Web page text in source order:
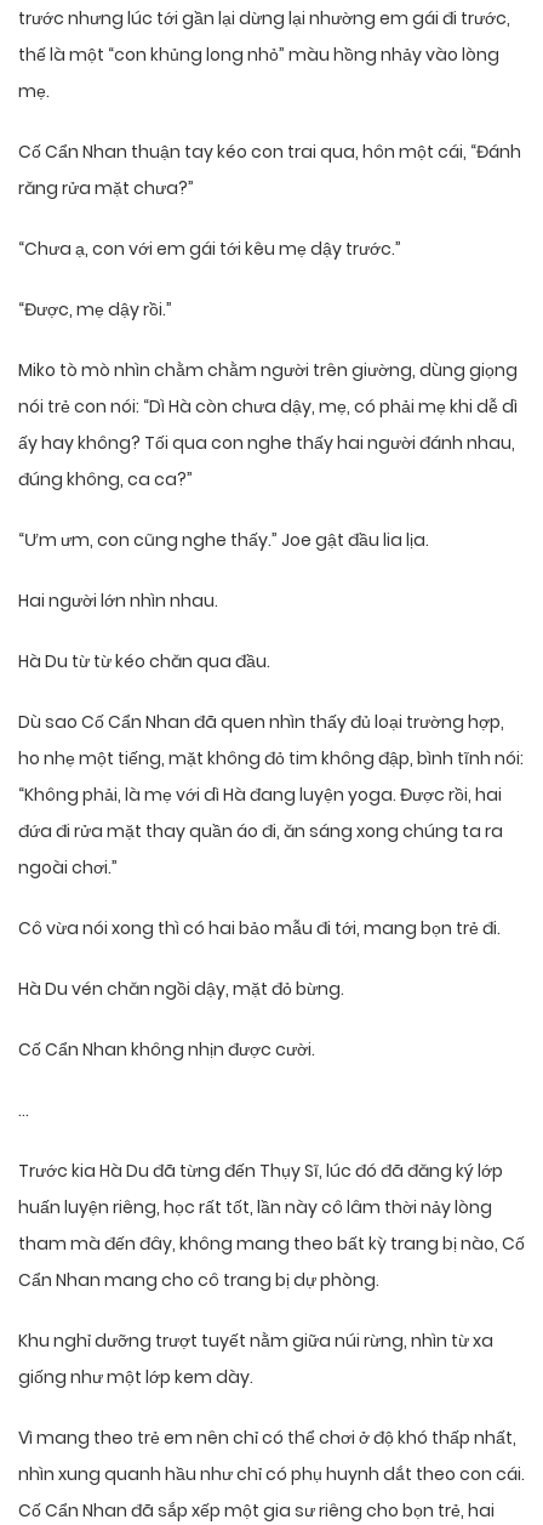
trước nhưng lúc tới gần lại dừng lại nhường em gái đi trước,
thế là một “con khủng long nhỏ” màu hồng nhảy vào lòng
mẹ.
Cố Cẩn Nhan thuận tay kéo con trai qua, hôn một cái, “Đánh
răng rửa mặt chưa?”
“Chưa ạ, con với em gái tới kêu mẹ dậy trước.”
“Được, mẹ dậy rồi.”
Miko tò mò nhìn chằm chằm người trên giường, dùng giọng
nói trẻ con nói: “Dì Hà còn chưa dậy, mẹ, có phải mẹ khi dễ dì
ấy hay không? Tối qua con nghe thấy hai người đánh nhau,
đúng không, ca ca?”
“Ưm ưm, con cũng nghe thấy.” Joe gật đầu lia lịa.
Hai người lớn nhìn nhau.
Hà Du từ từ kéo chăn qua đầu.
Dù sao Cố Cẩn Nhan đã quen nhìn thấy đủ loại trường hợp,
ho nhẹ một tiếng, mặt không đỏ tim không đập, bình tĩnh nói:
“Không phải, là mẹ với dì Hà đang luyện yoga. Được rồi, hai
đứa đi rửa mặt thay quần áo đi, ăn sáng xong chúng ta ra
ngoài chơi.”
Cô vừa nói xong thì có hai bảo mẫu đi tới, mang bọn trẻ đi.
Hà Du vén chăn ngồi dậy, mặt đỏ bừng.
Cố Cẩn Nhan không nhịn được cười.
…
Trước kia Hà Du đã từng đến Thụy Sĩ, lúc đó đã đăng ký lớp
huấn luyện riêng, học rất tốt, lần này cô lâm thời nảy lòng
tham mà đến đây, không mang theo bất kỳ trang bị nào, Cố
Cẩn Nhan mang cho cô trang bị dự phòng.
Khu nghỉ dưỡng trượt tuyết nằm giữa núi rừng, nhìn từ xa
giống như một lớp kem dày.
Vì mang theo trẻ em nên chỉ có thể chơi ở độ khó thấp nhất,
nhìn xung quanh hầu như chỉ có phụ huynh dắt theo con cái.
Cố Cẩn Nhan đã sắp xếp một gia sư riêng cho bọn trẻ, hai